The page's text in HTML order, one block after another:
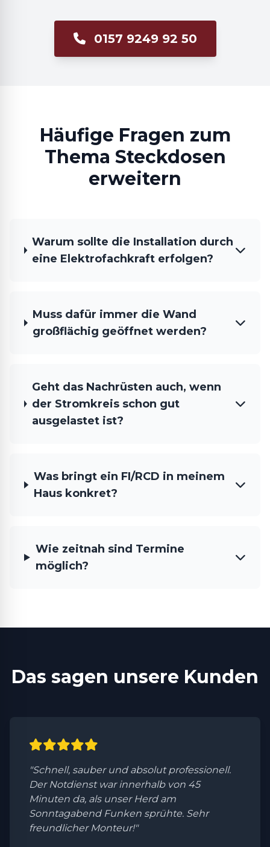
0157 9249 92 50
Häufige Fragen zum
Thema Steckdosen
erweitern
Warum sollte die Installation durch
eine Elektrofachkraft erfolgen?
Muss dafür immer die Wand
großflächig geöffnet werden?
Geht das Nachrüsten auch, wenn
der Stromkreis schon gut
ausgelastet ist?
Was bringt ein FI/RCD in meinem
Haus konkret?
Wie zeitnah sind Termine
möglich?
Das sagen unsere Kunden
"Schnell, sauber und absolut professionell.
Der Notdienst war innerhalb von 45
Minuten da, als unser Herd am
Sonntagabend Funken sprühte. Sehr
freundlicher Monteur!"